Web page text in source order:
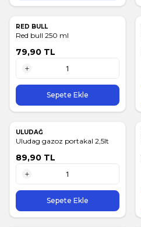
RED BULL
Red bull 250 ml
79,90 TL
1 Adet
Sepete Ekle
ULUDAĞ
Uludag gazoz portakal 2,5lt
89,90 TL
1 Adet
Sepete Ekle